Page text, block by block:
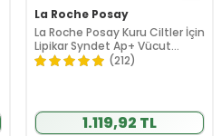
La Roche Posay
La Roche Posay Kuru Ciltler İçin
Lipikar Syndet Ap+ Vücut
Yıkama Jeli 400 ml
(212)
1.119,92 TL